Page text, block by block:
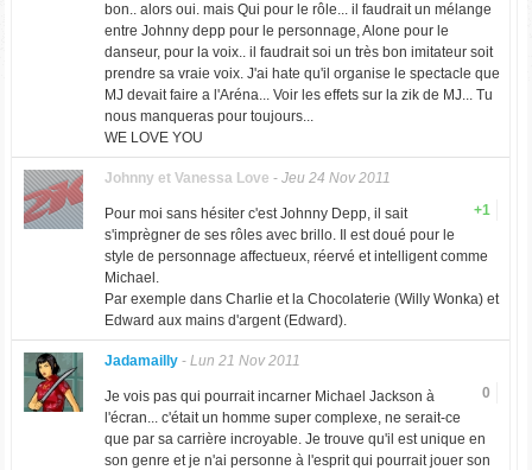
bon.. alors oui. mais Qui pour le rôle... il faudrait un mélange
entre Johnny depp pour le personnage, Alone pour le
danseur, pour la voix.. il faudrait soi un très bon imitateur soit
prendre sa vraie voix. J'ai hate qu'il organise le spectacle que
MJ devait faire a l'Aréna... Voir les effets sur la zik de MJ... Tu
nous manqueras pour toujours...
WE LOVE YOU
Johnny et Vanessa Love - Jeu 24 Nov 2011
+1
Pour moi sans hésiter c'est Johnny Depp, il sait
s'imprègner de ses rôles avec brillo. Il est doué pour le
style de personnage affectueux, réervé et intelligent comme
Michael.
Par exemple dans Charlie et la Chocolaterie (Willy Wonka) et
Edward aux mains d'argent (Edward).
Jadamailly- Lun 21 Nov 2011
0
Je vois pas qui pourrait incarner Michael Jackson à
l'écran... c'était un homme super complexe, ne serait-ce
que par sa carrière incroyable. Je trouve qu'il est unique en
son genre et je n'ai personne à l'esprit qui pourrait jouer son